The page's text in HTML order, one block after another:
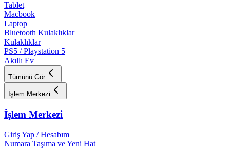
Tablet
Macbook
Laptop
Bluetooth Kulaklıklar
Kulaklıklar
PS5 / Playstation 5
Akıllı Ev
Tümünü Gör
İşlem Merkezi
İşlem Merkezi
Giriş Yap / Hesabım
Numara Taşıma ve Yeni Hat